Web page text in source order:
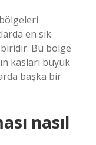
en sık
Bu bölge
kasları büyük
başka bir
nasıl